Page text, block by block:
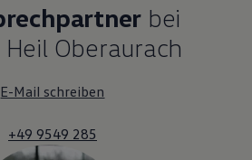
bei
Oberaurach
E-Mail schreiben
+49 9549 285